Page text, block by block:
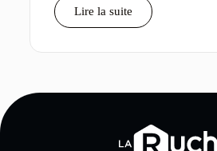
Lire la suite